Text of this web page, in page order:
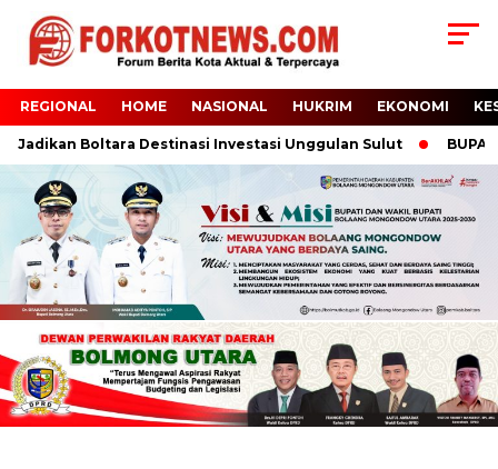
REGIONAL HOME NASIONAL HUKRIM EKONOMI
Boltara Destinasi Investasi Unggulan Sulut BUPATI